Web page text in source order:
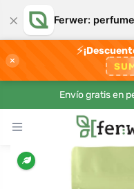
× Ferwer:
×
⚡
Envío gratis en